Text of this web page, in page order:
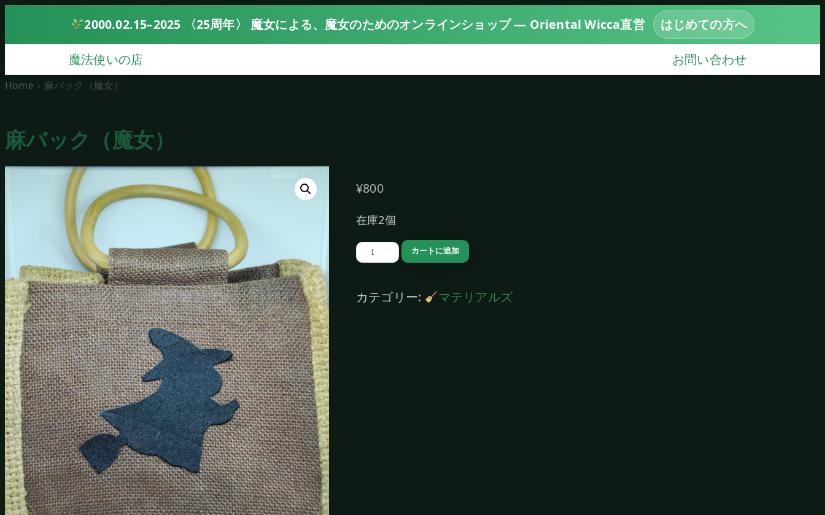
2000.02.15–2025 〈25周年〉 魔女による、魔女のためのオンラインショップ — Oriental Wicca直営 はじめての方へ
魔法使いの店 お問い合わせ
Home 麻バック（魔女）
麻バック（魔女）
¥800
在庫2個
麻
ッ
カートに追加
カテゴリー: マテリアルズ